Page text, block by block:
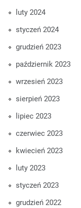
luty 2024
styczeń 2024
grudzień 2023
październik 2023
wrzesień 2023
sierpień 2023
lipiec 2023
czerwiec 2023
kwiecień 2023
luty 2023
styczeń 2023
grudzień 2022